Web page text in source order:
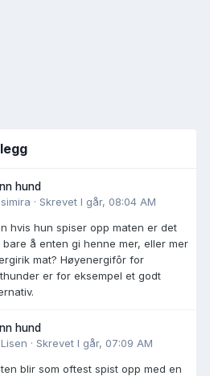
hund
simira · Skrevet I går, 08:04 AM
hvis hun spiser opp maten er det
bare å enten gi henne mer, eller mer
mat? Høyenergifôr for
er for eksempel et godt
hund
Lisen · Skrevet I går, 07:09 AM
blir som oftest spist opp med en